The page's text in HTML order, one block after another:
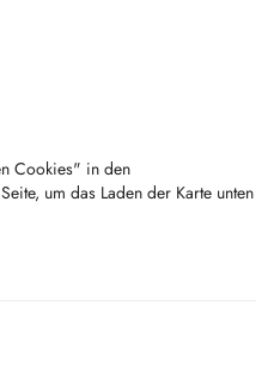
Cookies" in den
um das Laden der Karte unten